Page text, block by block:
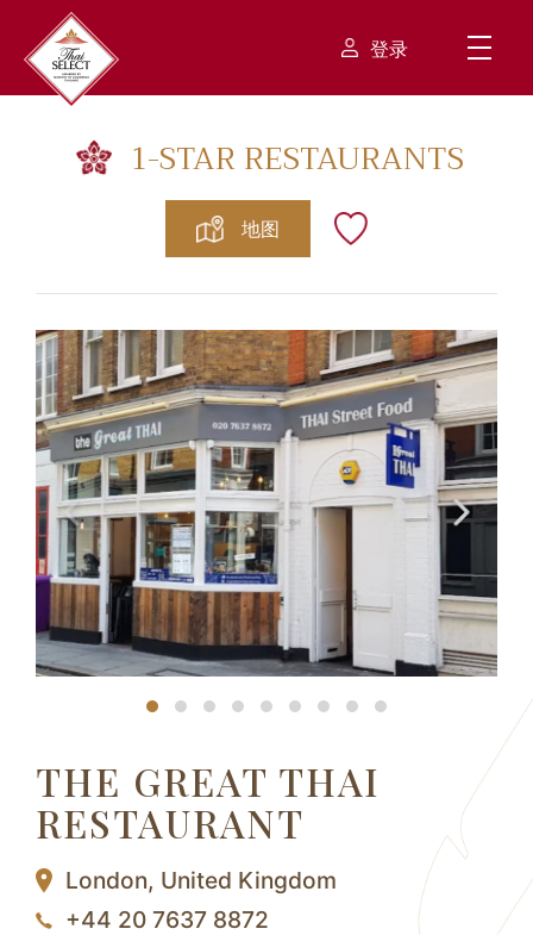
登录
1-STAR RESTAURANTS
地图
THE GREAT THAI
RESTAURANT
London, United Kingdom
+44 20 7637 8872